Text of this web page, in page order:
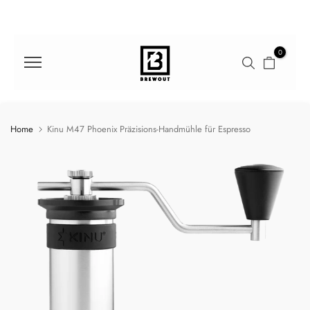
Inhalt
0
Home Kinu M47 Phoenix Präzisions-Handmühle für Espresso